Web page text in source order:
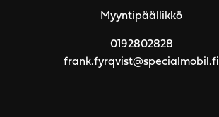
Myyntipäällikkö
0192802828
frank.fyrqvist@specialmobil.fi